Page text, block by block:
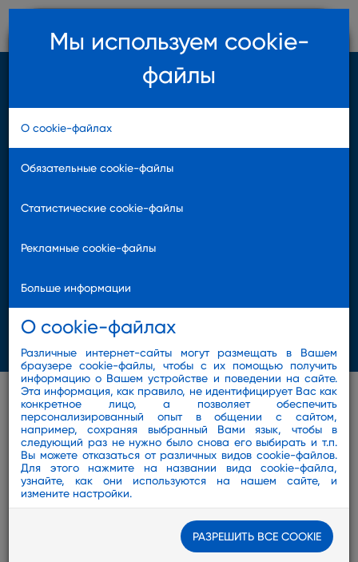
Поддержка
О НАС
Международный технологичный
банк
Мы используем cookie-
файлы
О cookie-файлах
Обязательные cookie-файлы
Статистические cookie-файлы
Рекламные cookie-файлы
Больше информации
О cookie-файлах
Различные интернет-сайты могут размещать в Вашем
браузере cookie-файлы, чтобы с их помощью получить
информацию о Вашем устройстве и поведении на сайте.
Эта информация, как правило, не идентифицирует Вас как
конкретное лицо, а позволяет обеспечить
персонализированный опыт в общении с сайтом,
например, сохраняя выбранный Вами язык, чтобы в
следующий раз не нужно было снова его выбирать и т.п.
Вы можете отказаться от различных видов cookie-файлов.
Для этого нажмите на названии вида cookie-файла,
узнайте, как они используются на нашем сайте, и
измените настройки.
РАЗРЕШИТЬ ВСЕ COOKIE